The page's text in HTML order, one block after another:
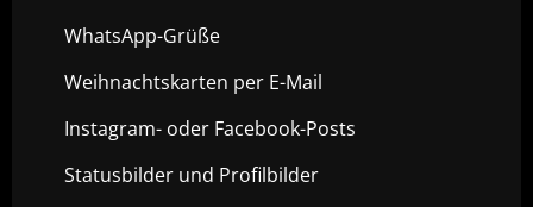
WhatsApp-Grüße
Weihnachtskarten per E-Mail
Instagram- oder Facebook-Posts
Statusbilder und Profilbilder